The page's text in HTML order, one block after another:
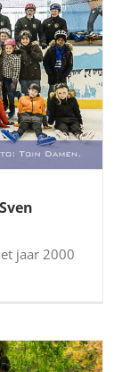
jaar 2000